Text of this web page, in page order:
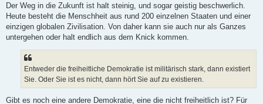
Der Weg in die Zukunft ist halt steinig, und sogar geistig beschwerlich.
Heute besteht die Menschheit aus rund 200 einzelnen Staaten und einer
einzigen globalen Zivilisation. Von daher kann sie auch nur als Ganzes
untergehen oder halt endlich aus dem Knick kommen.
Entweder die freiheitliche Demokratie ist militärisch stark, dann existiert
Sie. Oder Sie ist es nicht, dann hört Sie auf zu existieren.
Gibt es noch eine andere Demokratie, eine die nicht freiheitlich ist? Für